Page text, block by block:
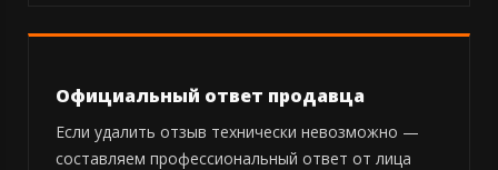
Официальный ответ продавца
Если удалить отзыв технически невозможно —
составляем профессиональный ответ от лица